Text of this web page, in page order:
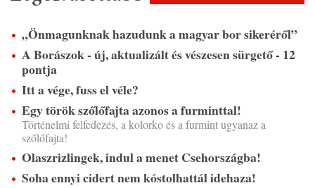
„Önmagunknak hazudunk a magyar bor sikeréről”
A Borászok - új, aktualizált és vészesen sürgető - 12
pontja
Itt a vége, fuss el véle?
Egy török szőlőfajta azonos a furminttal!
Történelmi felfedezés, a kolorko és a furmint ugyanaz a
szőlőfajta!
Olaszrizlingek, indul a menet Csehországba!
Soha ennyi cidert nem kóstolhattál idehaza!